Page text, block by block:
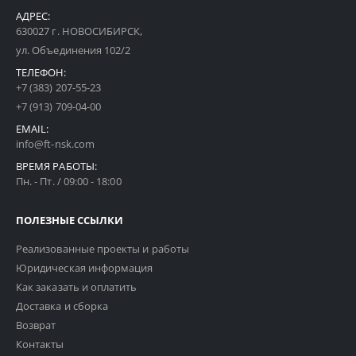
АДРЕС:
630027 г. НОВОСИБИРСК,
ул. Объединения 102/2
ТЕЛЕФОН:
+7 (383) 207-55-23
+7 (913) 709-04-00
EMAIL:
info@ft-nsk.com
ВРЕМЯ РАБОТЫ:
Пн. - Пт. / 09:00 - 18:00
ПОЛЕЗНЫЕ ССЫЛКИ
Реализованные проекты и работы
Юридическая информация
Как заказать и оплатить
Доставка и сборка
Возврат
Контакты